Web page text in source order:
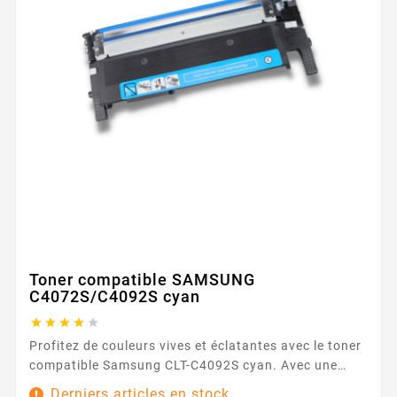
Toner compatible SAMSUNG
C4072S/C4092S cyan
    
Profitez de couleurs vives et éclatantes avec le toner
compatible Samsung CLT-C4092S cyan. Avec une
capacité de 1000 pages, ce toner assure des